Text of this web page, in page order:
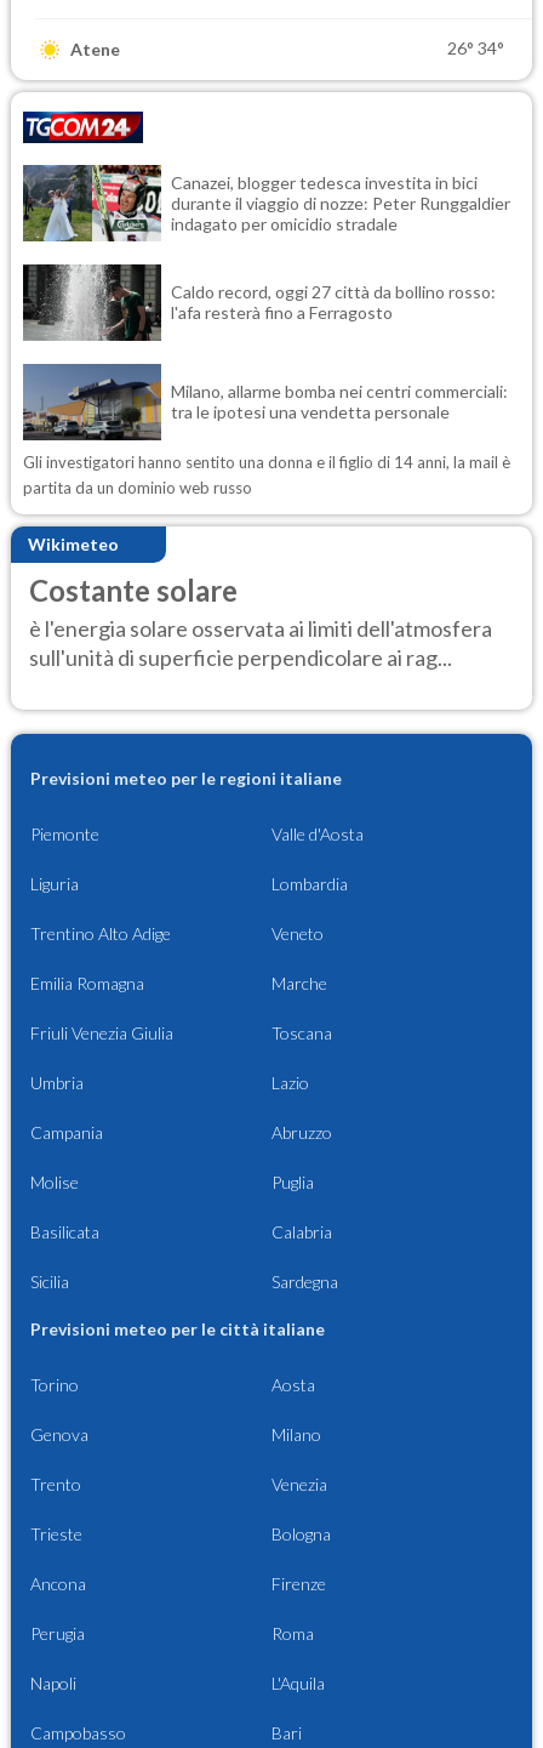
Atene 26° 34°
Canazei, blogger tedesca investita in bici
durante il viaggio di nozze: Peter Runggaldier
indagato per omicidio stradale
Caldo record, oggi 27 città da bollino rosso:
l'afa resterà fino a Ferragosto
Milano, allarme bomba nei centri commerciali:
tra le ipotesi una vendetta personale
Gli investigatori hanno sentito una donna e il figlio di 14 anni, la mail è
partita da un dominio web russo
Wikimeteo
Costante solare
è l'energia solare osservata ai limiti dell'atmosfera
sull'unità di superficie perpendicolare ai rag...
Previsioni meteo per le regioni italiane
Piemonte Valle d'Aosta
Liguria Lombardia
Trentino Alto Adige Veneto
Emilia Romagna Marche
Friuli Venezia Giulia Toscana
Umbria Lazio
Campania Abruzzo
Molise Puglia
Basilicata Calabria
Sicilia Sardegna
Previsioni meteo per le città italiane
Torino Aosta
Genova Milano
Trento Venezia
Trieste Bologna
Ancona Firenze
Perugia Roma
Napoli L'Aquila
Campobasso Bari